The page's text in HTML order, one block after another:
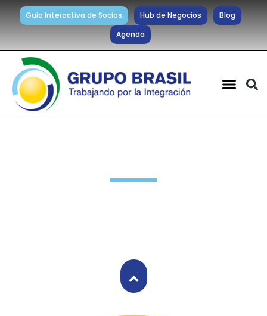
Guía Interactiva de Socios Hub de Negocios
Blog
Agenda